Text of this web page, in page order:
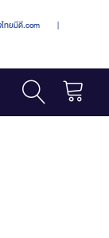
ทยมีดี.com |